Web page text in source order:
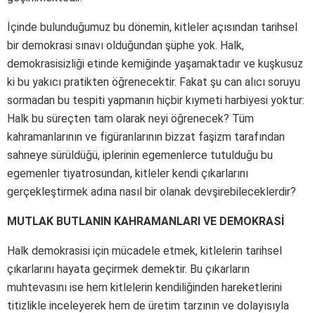
İçinde bulunduğumuz bu dönemin, kitleler açısından tarihsel
bir demokrasi sınavı olduğundan şüphe yok. Halk,
demokrasisizliği etinde kemiğinde yaşamaktadır ve kuşkusuz
ki bu yakıcı pratikten öğrenecektir. Fakat şu can alıcı soruyu
sormadan bu tespiti yapmanın hiçbir kıymeti harbiyesi yoktur:
Halk bu süreçten tam olarak neyi öğrenecek? Tüm
kahramanlarının ve figüranlarının bizzat faşizm tarafından
sahneye sürüldüğü, iplerinin egemenlerce tutulduğu bu
egemenler tiyatrosundan, kitleler kendi çıkarlarını
gerçekleştirmek adına nasıl bir olanak devşirebileceklerdir?
MUTLAK BUTLANIN KAHRAMANLARI VE DEMOKRASİ
Halk demokrasisi için mücadele etmek, kitlelerin tarihsel
çıkarlarını hayata geçirmek demektir. Bu çıkarların
muhtevasını ise hem kitlelerin kendiliğinden hareketlerini
titizlikle inceleyerek hem de üretim tarzının ve dolayısıyla